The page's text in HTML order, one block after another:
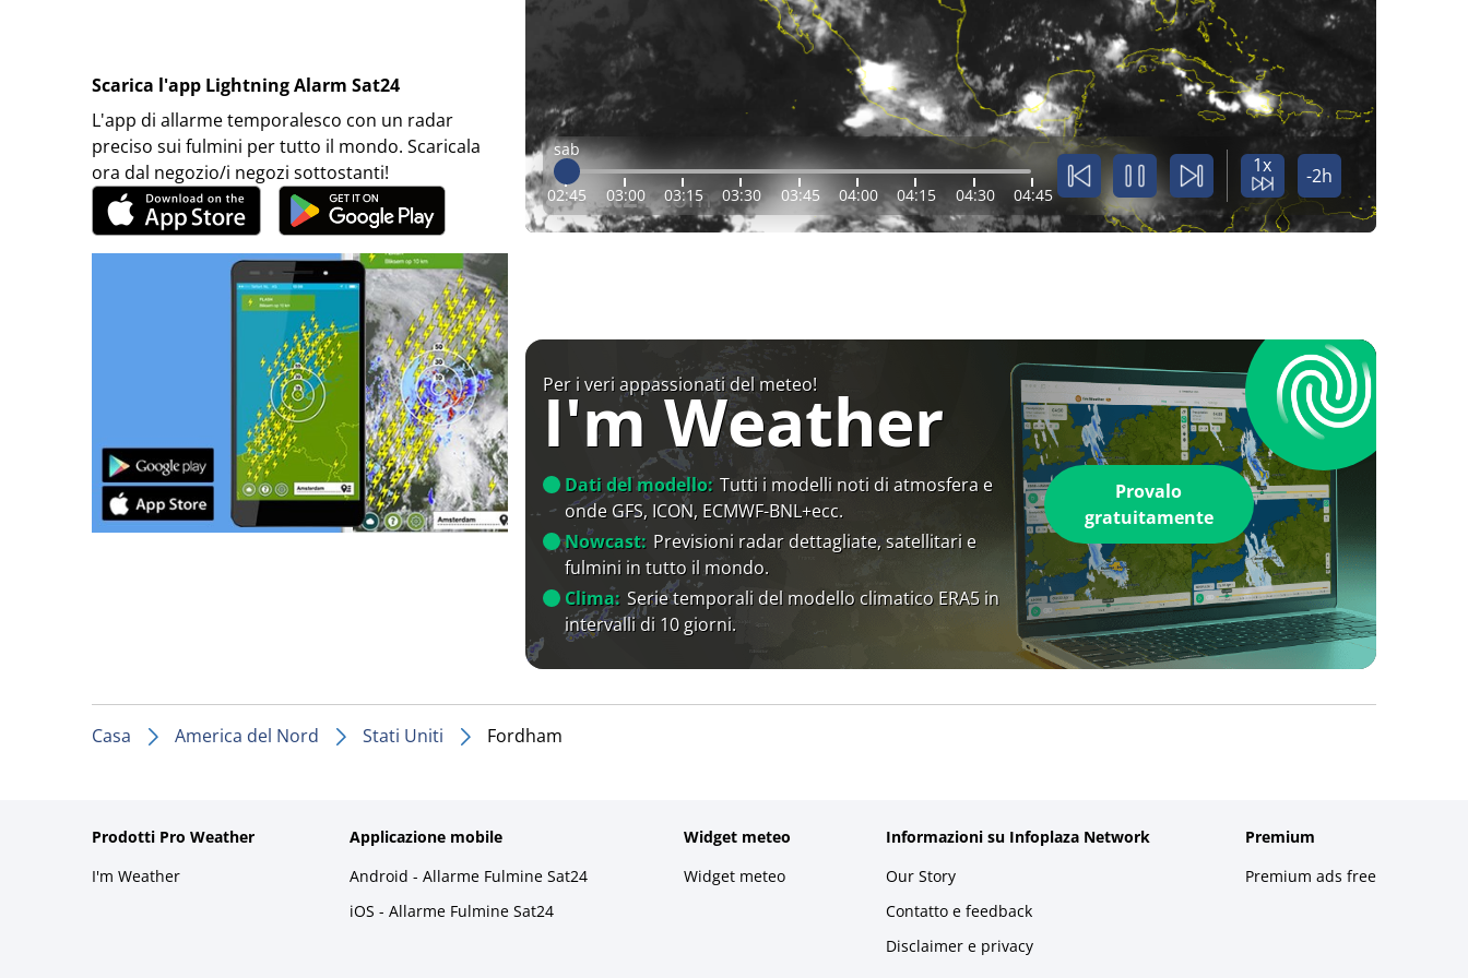
Scarica l'app Lightning Alarm Sat24
L'app di allarme temporalesco con un radar
preciso sui fulmini per tutto il mondo. Scaricala
ora dal negozio/i negozi sottostanti!
sab
02:45 03:00 03:15 03:30 03:45 04:00 04:15 04:30 04:45
1x -2h
Per i veri appassionati del meteo!
I'm Weather
Dati del modello: Tutti i modelli noti di atmosfera e
onde GFS, ICON, ECMWF-BNL+ecc.
Nowcast: Previsioni radar dettagliate, satellitari e
fulmini in tutto il mondo.
Clima: Serie temporali del modello climatico ERA5 in
intervalli di 10 giorni.
Provalo
gratuitamente
Casa America del Nord Stati Uniti Fordham
Prodotti Pro Weather
I'm Weather
Applicazione mobile
Android - Allarme Fulmine Sat24
iOS - Allarme Fulmine Sat24
Widget meteo
Widget meteo
Informazioni su Infoplaza Network
Our Story
Contatto e feedback
Disclaimer e privacy
Premium
Premium ads free